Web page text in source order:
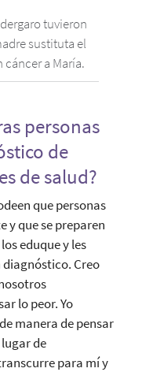
tuvieron
sustituta el
a María.
personas
de
de salud?
que personas
y que se preparen
eduque y les
diagnóstico. Creo
lo peor. Yo
manera de pensar
de
para mí y